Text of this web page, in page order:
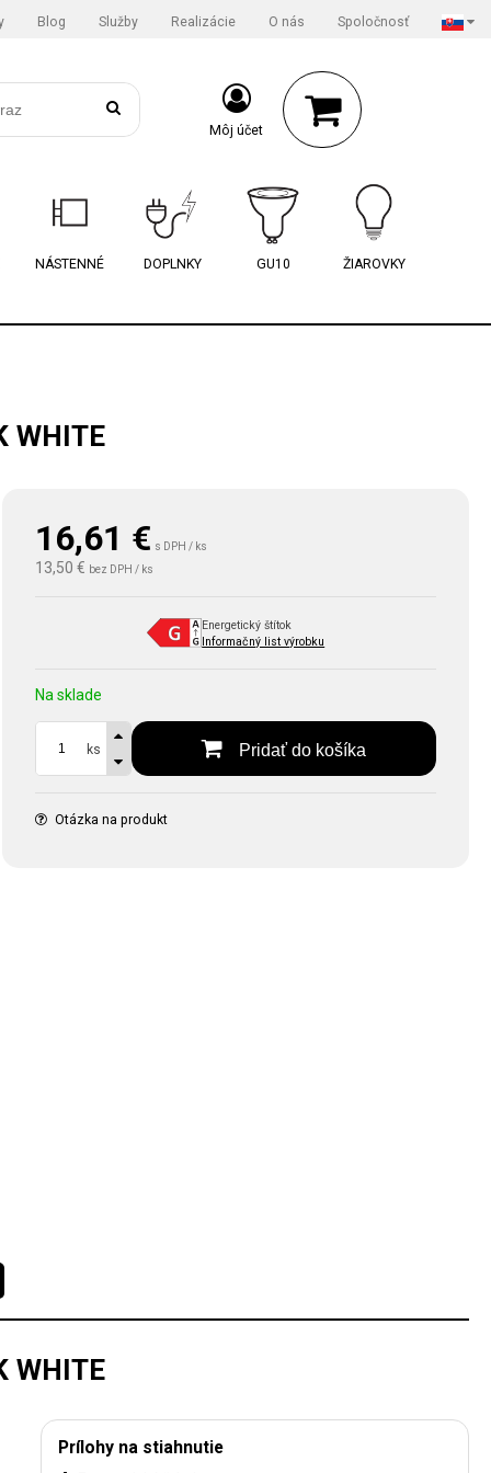
Blog Služby Realizácie O nás Spoločnosť
Môj účet
NÁSTENNÉ DOPLNKY GU10 ŽIAROVKY
WHITE
16,61 € s DPH / ks
13,50 € bez DPH / ks
Energetický štítok
Informačný list výrobku
Na sklade
ks Pridať do košíka
Otázka na produkt
WHITE
Prílohy na stiahnutie